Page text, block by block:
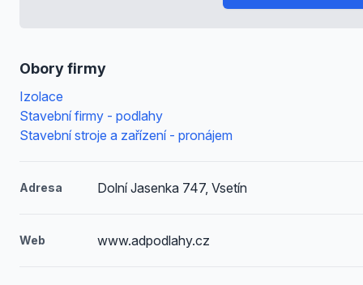
Obory firmy
Izolace
Stavební firmy - podlahy
Stavební stroje a zařízení - pronájem
Adresa Dolní Jasenka 747, Vsetín
Web www.adpodlahy.cz